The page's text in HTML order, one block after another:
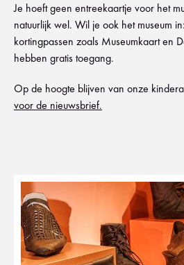
Je hoeft geen entreekaartje voor het
natuurlijk wel. Wil je ook het museum
kortingpassen zoals Museumkaart en
hebben gratis toegang.
Op de hoogte blijven van onze
voor de nieuwsbrief.